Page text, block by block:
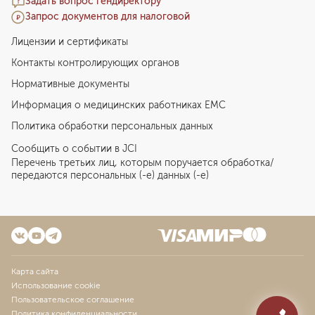
Запрос документов для налоговой
Лицензии и сертификаты
Контакты контролирующих органов
Нормативные документы
Информация о медицинских работниках EMC
Политика обработки персональных данных
Сообщить о событии в JCI
Перечень третьих лиц, которым поручается обработка/
передаются персональных (-е) данных (-е)
Карта сайта
Использование cookie
Пользовательское соглашение